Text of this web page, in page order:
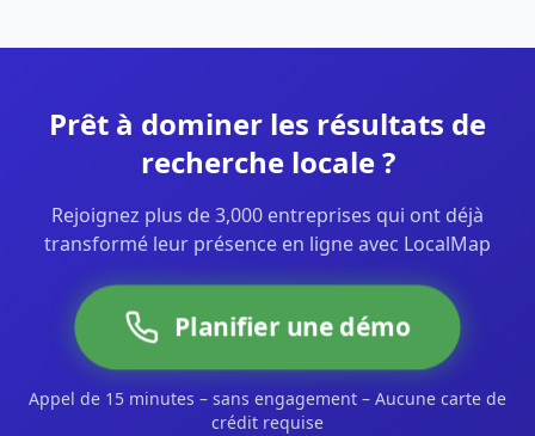
Prêt à dominer les résultats de
recherche locale ?
Rejoignez plus de 3,000 entreprises qui ont déjà
transformé leur présence en ligne avec LocalMap
Planifier une démo
Appel de 15 minutes – sans engagement – Aucune carte de
crédit requise